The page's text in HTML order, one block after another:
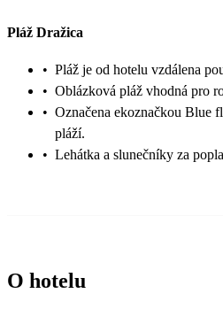
Pláž Dražica
• Pláž je od hotelu vzdálena
• Oblázková pláž vhodná pro
• Označena ekoznačkou Blue
pláží.
• Lehátka a slunečníky za
O hotelu